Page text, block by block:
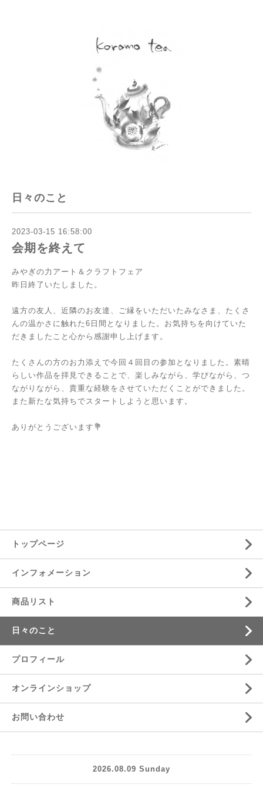
日々のこと
2023-03-15 16:58:00
会期を終えて
みやぎの力アート＆クラフトフェア
昨日終了いたしました。
遠方の友人、近隣のお友達、ご縁をいただいたみなさま、たくさ
んの温かさに触れた6日間となりました。お気持ちを向けていた
だきましたこと心から感謝申し上げます。
たくさんの方のお力添えで今回４回目の参加となりました。素晴
らしい作品を拝見できることで、楽しみながら、学びながら、つ
ながりながら、貴重な経験をさせていただくことができました。
また新たな気持ちでスタートしようと思います。
ありがとうございます💐
トップページ
インフォメーション
商品リスト
日々のこと
プロフィール
オンラインショップ
お問い合わせ
2026.08.09 Sunday